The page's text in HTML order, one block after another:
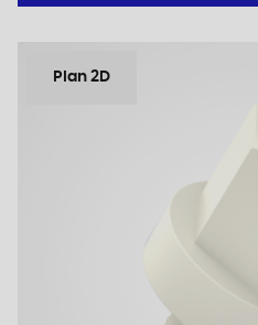
Plan 2D